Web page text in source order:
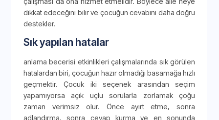
dikkat edeceğini bilir ve çocuğun cevabını daha doğru
destekler.
Sık yapılan hatalar
anlama becerisi etkinlikleri çalışmalarında sık görülen
hatalardan biri, çocuğun hazır olmadığı basamağa hızlı
geçmektir. Çocuk iki seçenek arasından seçim
yapamıyorsa açık uçlu sorularla zorlamak çoğu
zaman verimsiz olur. Önce ayırt etme, sonra
adlandırma, sonra cevap kurma ve en sonunda